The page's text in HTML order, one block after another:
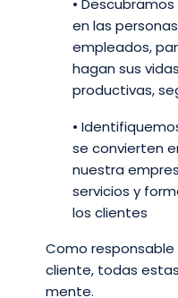
•
en las
empleados,
hagan sus
productivas,
•
se convierten
nuestra
servicios y
los clientes
Como
cliente, todas
mente.